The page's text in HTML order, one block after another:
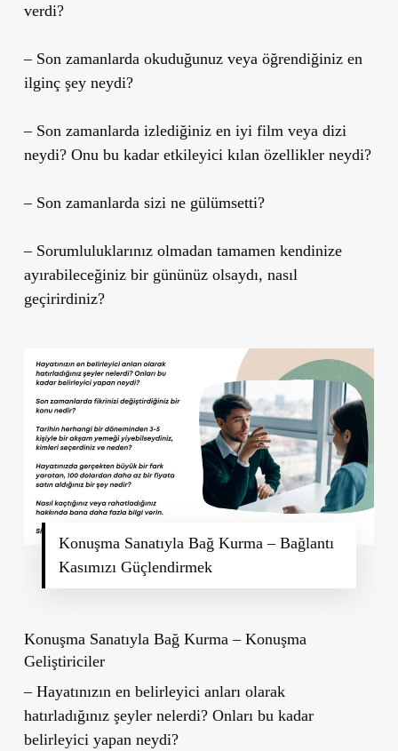
verdi?
– Son zamanlarda okuduğunuz veya öğrendiğiniz en
ilginç şey neydi?
– Son zamanlarda izlediğiniz en iyi film veya dizi
neydi? Onu bu kadar etkileyici kılan özellikler neydi?
– Son zamanlarda sizi ne gülümsetti?
– Sorumluluklarınız olmadan tamamen kendinize
ayırabileceğiniz bir gününüz olsaydı, nasıl
geçirirdiniz?
Konuşma Sanatıyla Bağ Kurma – Bağlantı
Kasımızı Güçlendirmek
Konuşma Sanatıyla Bağ Kurma –Konuşma
Geliştiriciler
– Hayatınızın en belirleyici anları olarak
hatırladığınız şeyler nelerdi? Onları bu kadar
belirleyici yapan neydi?